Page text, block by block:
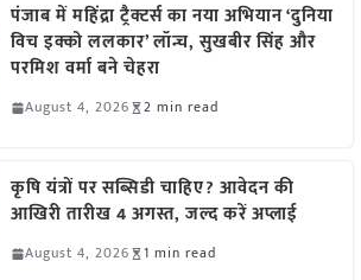
पंजाब में महिंद्रा ट्रैक्टर्स का नया अभियान ‘दुनिया
विच इक्को ललकार’ लॉन्च, सुखबीर सिंह और
परमिश वर्मा बने चेहरा
August 4, 2026 2 min read
कृषि यंत्रों पर सब्सिडी चाहिए? आवेदन की
आखिरी तारीख 4 अगस्त, जल्द करें अप्लाई
August 4, 2026 1 min read